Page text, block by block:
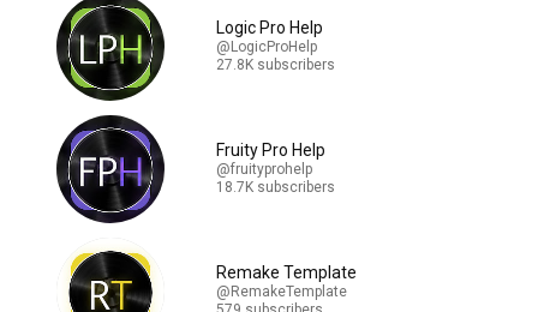
Logic Pro Help
@LogicProHelp
27.8K subscribers
Fruity Pro Help
@fruityprohelp
18.7K subscribers
Remake Template
@RemakeTemplate